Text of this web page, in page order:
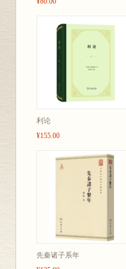
利论
¥155.00
先秦诸子系年